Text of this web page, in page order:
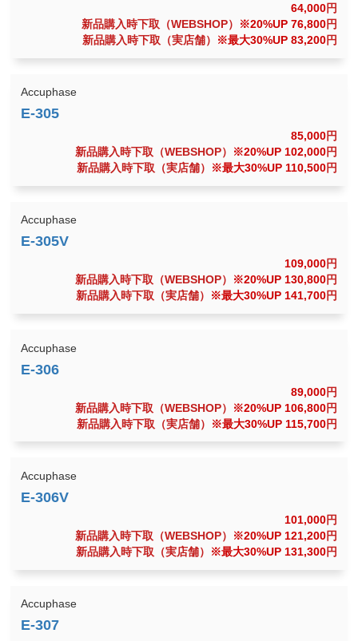
64,000円
新品購入時下取（WEBSHOP）
※20%UP 76,800円
新品購入時下取（実店舗）
※最大30%UP 83,200円
Accuphase
85,000円
新品購入時下取（WEBSHOP）
※20%UP 102,000円
新品購入時下取（実店舗）
※最大30%UP 110,500円
Accuphase
109,000円
新品購入時下取（WEBSHOP）
※20%UP 130,800円
新品購入時下取（実店舗）
※最大30%UP 141,700円
Accuphase
89,000円
新品購入時下取（WEBSHOP）
※20%UP 106,800円
新品購入時下取（実店舗）
※最大30%UP 115,700円
Accuphase
101,000円
新品購入時下取（WEBSHOP）
※20%UP 121,200円
新品購入時下取（実店舗）
※最大30%UP 131,300円
Accuphase